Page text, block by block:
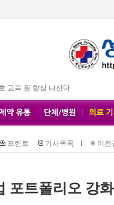
교육 질 향상 나선다
프린트 기사목록 l 이전
포트폴리오 강화